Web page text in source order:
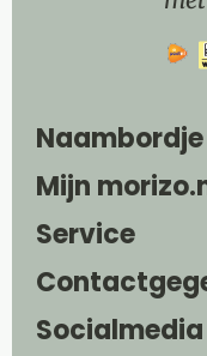
Mijn
Service
Socialmedia